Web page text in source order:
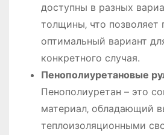
доступны в разных
толщины‚ что позволяет
оптимальный вариант
конкретного случая.
Пенополиуретановые
Пенополиуретан – это
материал‚ обладающий
теплоизоляционными